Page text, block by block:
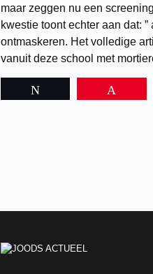
maar zeggen nu een
kwestie toont echter aan dat:
ontmaskeren. Het volledige
vanuit deze school met